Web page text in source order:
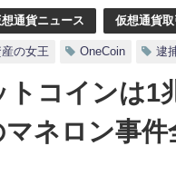
想通貨ニュース 仮想通貨
の女王 OneCoin 逮
コインは1
ネロン事件